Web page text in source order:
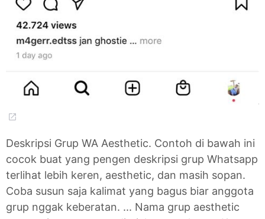
Deskripsi Grup WA Aesthetic. Contoh di bawah ini
cocok buat yang pengen deskripsi grup Whatsapp
terlihat lebih keren, aesthetic, dan masih sopan.
Coba susun saja kalimat yang bagus biar anggota
grup nggak keberatan. ... Nama grup aesthetic